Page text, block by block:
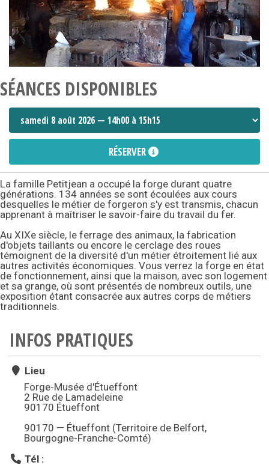
SÉANCES DISPONIBLES
RÉSERVER
La famille Petitjean a occupé la forge durant quatre
générations. 134 années se sont écoulées aux cours
desquelles le métier de forgeron s'y est transmis, chacun
apprenant à maîtriser le savoir-faire du travail du fer.
Au XIXe siècle, le ferrage des animaux, la fabrication
d'objets taillants ou encore le cerclage des roues
témoignent de la diversité d'un métier étroitement lié aux
autres activités économiques. Vous verrez la forge en état
de fonctionnement, ainsi que la maison, avec son logement
et sa grange, où sont présentés de nombreux outils, une
exposition étant consacrée aux autres corps de métiers
traditionnels.
INFOS PRATIQUES
Lieu
Forge-Musée d'Étueffont
2 Rue de Lamadeleine
90170 Étueffont
90170 — Étueffont (Territoire de Belfort,
Bourgogne-Franche-Comté)
Tél :